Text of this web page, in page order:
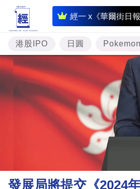
經一 x《華爾街日報
即
時
財
經
專
題
投
資
樓
理
財
港股IPO 日圓
發展局將提交《2024